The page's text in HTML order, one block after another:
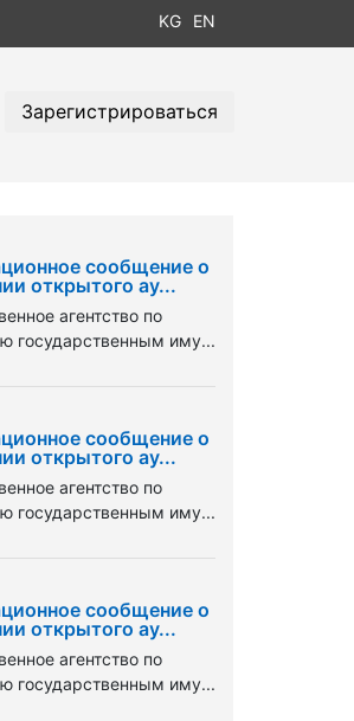
KG EN
Зарегистрироваться
сообщение о
открытого ау...
агентство по
государственным иму...
сообщение о
открытого ау...
агентство по
государственным иму...
сообщение о
открытого ау...
агентство по
государственным иму...